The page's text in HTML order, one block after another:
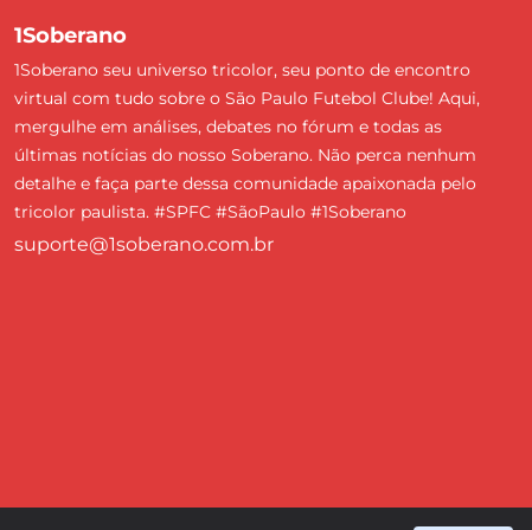
1Soberano
1Soberano seu universo tricolor, seu ponto de encontro
virtual com tudo sobre o São Paulo Futebol Clube! Aqui,
mergulhe em análises, debates no fórum e todas as
últimas notícias do nosso Soberano. Não perca nenhum
detalhe e faça parte dessa comunidade apaixonada pelo
tricolor paulista. #SPFC #SãoPaulo #1Soberano
suporte@1soberano.com.br